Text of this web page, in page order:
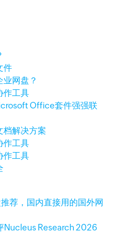
件
网盘？
作工具
Office套件强强联
档解决方案
作工具
作工具
荐，国内直接用的国外网
Nucleus Research 2026